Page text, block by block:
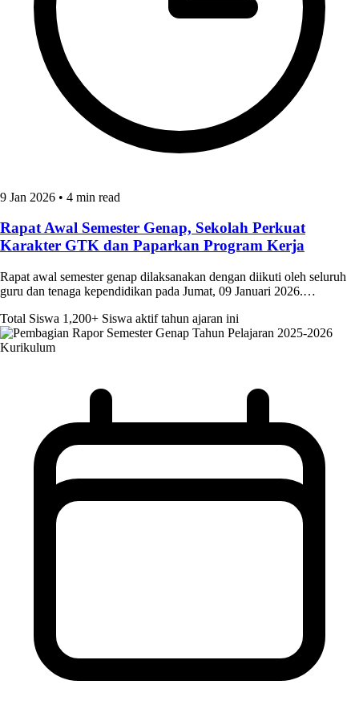
9 Jan 2026 • 4 min read
Rapat Awal Semester Genap, Sekolah Perkuat
Karakter GTK dan Paparkan Program Kerja
Rapat awal semester genap dilaksanakan dengan diikuti oleh seluruh
guru dan tenaga kependidikan pada Jumat, 09 Januari 2026.…
Total Siswa 1,200+ Siswa aktif tahun ajaran ini
Kurikulum